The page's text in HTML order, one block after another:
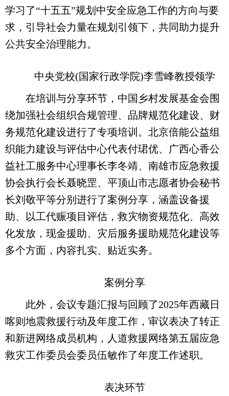
学习了“十五五”规划中安全应急工作的方向与要
求，引导社会力量在规划引领下，共同助力提升
公共安全治理能力。
中央党校(国家行政学院)李雪峰教授领学
在培训与分享环节，中国乡村发展基金会围
绕加强社会组织合规管理、品牌规范化建设、财
务规范化建设进行了专项培训。北京倍能公益组
织能力建设与评估中心代表付珺优、广西心香公
益社工服务中心理事长李冬靖、南雄市应急救援
协会执行会长聂晓罡、平顶山市志愿者协会秘书
长刘敬平等分别进行了案例分享，涵盖设备援
助、以工代赈项目评估，救灾物资规范化、高效
化发放，现金援助、灾后服务援助规范化建设等
多个方面，内容扎实、贴近实务。
案例分享
此外，会议专题汇报与回顾了2025年西藏日
喀则地震救援行动及年度工作，审议表决了转正
和新进网络成员机构，人道救援网络第五届应急
救灾工作委员会委员伍敏作了年度工作述职。
表决环节